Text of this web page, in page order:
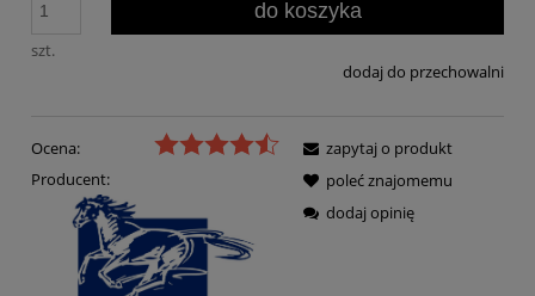
szt.
do koszyka
dodaj do przechowalni
Ocena:
Producent:
zapytaj o produkt
poleć znajomemu
dodaj opinię